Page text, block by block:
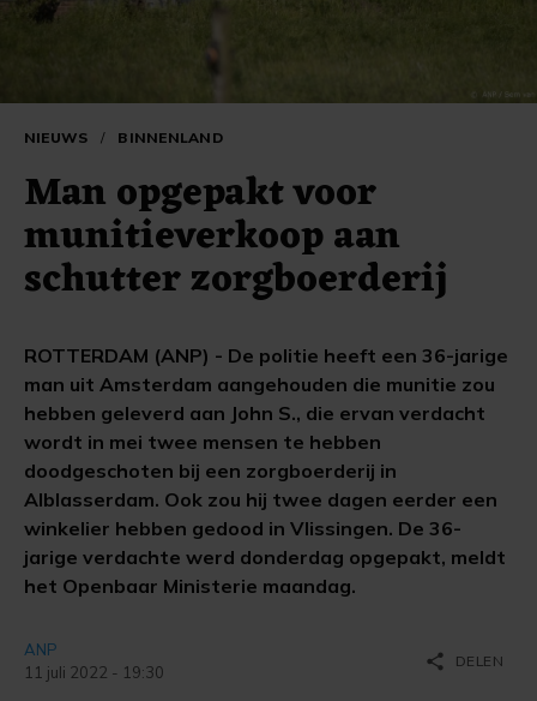
NIEUWS / BINNENLAND
Man opgepakt voor
munitieverkoop aan
schutter zorgboerderij
ROTTERDAM (ANP) - De politie heeft een 36-jarige
man uit Amsterdam aangehouden die munitie zou
hebben geleverd aan John S., die ervan verdacht
wordt in mei twee mensen te hebben
doodgeschoten bij een zorgboerderij in
Alblasserdam. Ook zou hij twee dagen eerder een
winkelier hebben gedood in Vlissingen. De 36-
jarige verdachte werd donderdag opgepakt, meldt
het Openbaar Ministerie maandag.
ANP
11 juli 2022 - 19:30
share DELEN